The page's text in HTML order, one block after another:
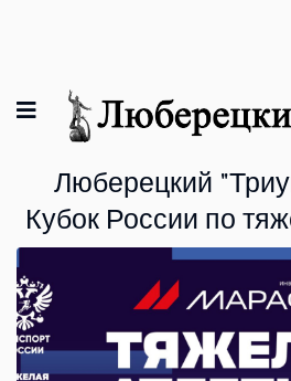
Люберецкий
Кубок России по